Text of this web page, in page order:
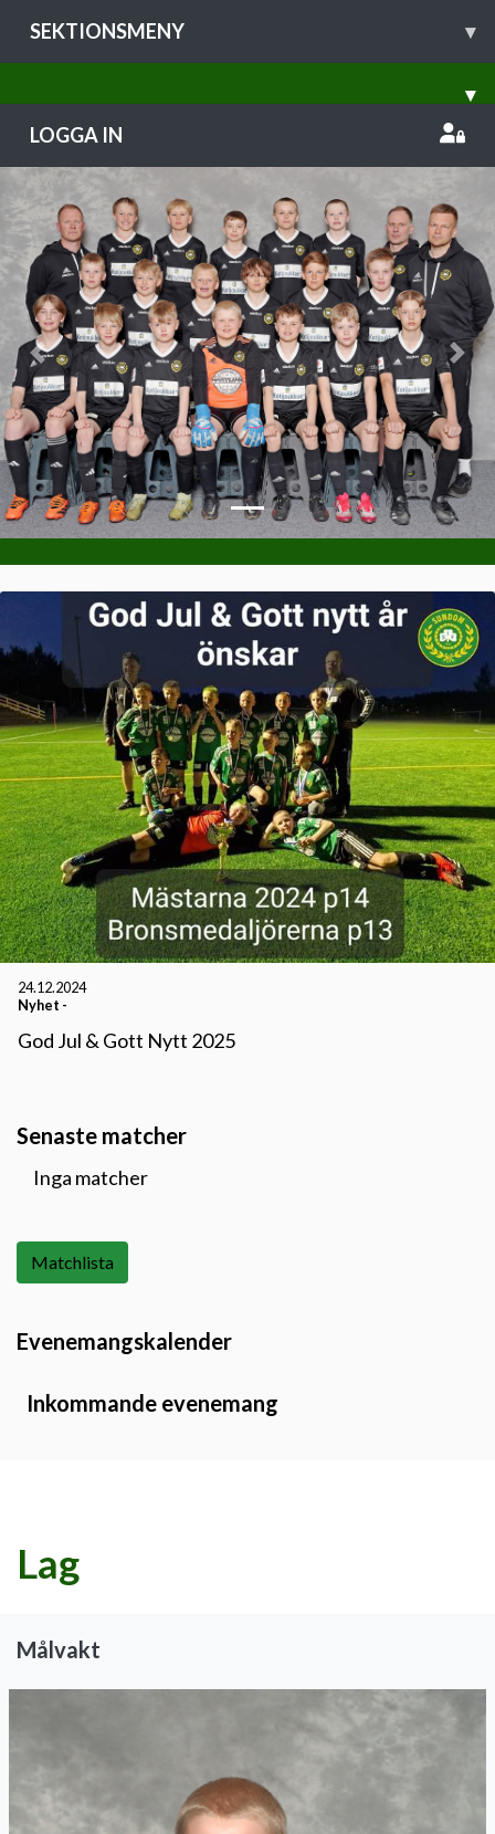
SEKTIONSMENY ▾
▾
LOGGA IN
Previous
24.12.2024
Nyhet -
God Jul & Gott Nytt 2025
Senaste matcher
Inga matcher
Matchlista
Evenemangskalender
Inkommande evenemang
Lag
Målvakt